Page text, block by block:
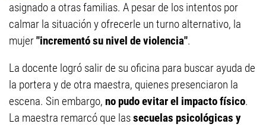
asignado a otras familias. A pesar de los intentos por
calmar la situación y ofrecerle un turno alternativo, la
mujer"incrementó su nivel de violencia".
La docente logró salir de su oficina para buscar ayuda de
la portera y de otra maestra, quienes presenciaron la
escena. Sin embargo, no pudo evitar el impacto físico.
La maestra remarcó que lassecuelas psicológicas y